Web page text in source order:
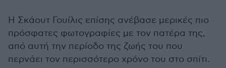
Η Σκάουτ Γουίλις επίσης ανέβασε μερικές πιο
πρόσφατες φωτογραφίες με τον πατέρα της,
από αυτή την περίοδο της ζωής του που
περνάει τον περισσότερο χρόνο του στο σπίτι.